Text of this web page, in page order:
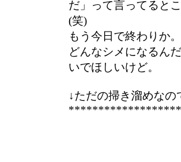
だ」って言ってると
(笑)
もう今日で終わりか
どんなシメになるん
いでほしいけど。
↓ただの掃き溜めな